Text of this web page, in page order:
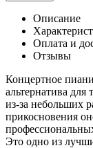
Описание
Оплата и
Отзывы
Концертное
альтернатива для
из-за небольших
прикосновения
Это одно из